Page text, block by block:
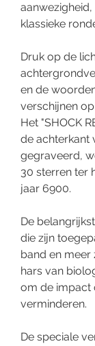
klassieke
Druk op de
en de
verschijnen
Het "SHOCK
de achterkant
gegraveerd,
30 sterren ter
jaar 6900.
De
die zijn
band en meer
hars van
om de impact
verminderen.
De speciale